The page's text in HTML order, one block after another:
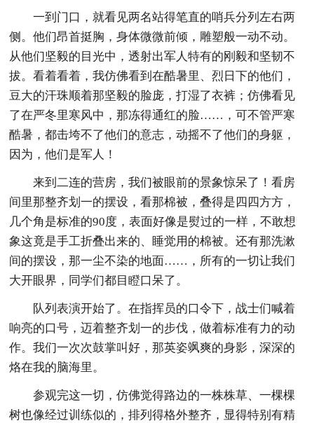
一到门口，就看见两名站得笔直的哨兵分列左右两
侧。他们昂首挺胸，身体微微前倾，雕塑般一动不动。
从他们坚毅的目光中，透射出军人特有的刚毅和坚韧不
拔。看着看着，我仿佛看到在酷暑里、烈日下的他们，
豆大的汗珠顺着那坚毅的脸庞，打湿了衣裤；仿佛看见
了在严冬里寒风中，那冻得通红的脸……，可不管严寒
酷暑，都击垮不了他们的意志，动摇不了他们的身躯，
因为，他们是军人！
来到二连的营房，我们被眼前的景象惊呆了！看房
间里那整齐划一的摆设，看那棉被，叠得是四四方方，
几个角是标准的90度，表面好像是熨过的一样，不敢想
象这竟是手工折叠出来的、睡觉用的棉被。还有那洗漱
间的摆设，那一尘不染的地面……，所有的一切让我们
大开眼界，同学们都目瞪口呆了。
队列表演开始了。在指挥员的口令下，战士们喊着
响亮的口号，迈着整齐划一的步伐，做着标准有力的动
作。我们一次次鼓掌叫好，那英姿飒爽的身影，深深的
烙在我的脑海里。
参观完这一切，仿佛觉得路边的一株株草、一棵棵
树也像经过训练似的，排列得格外整齐，显得特别有精